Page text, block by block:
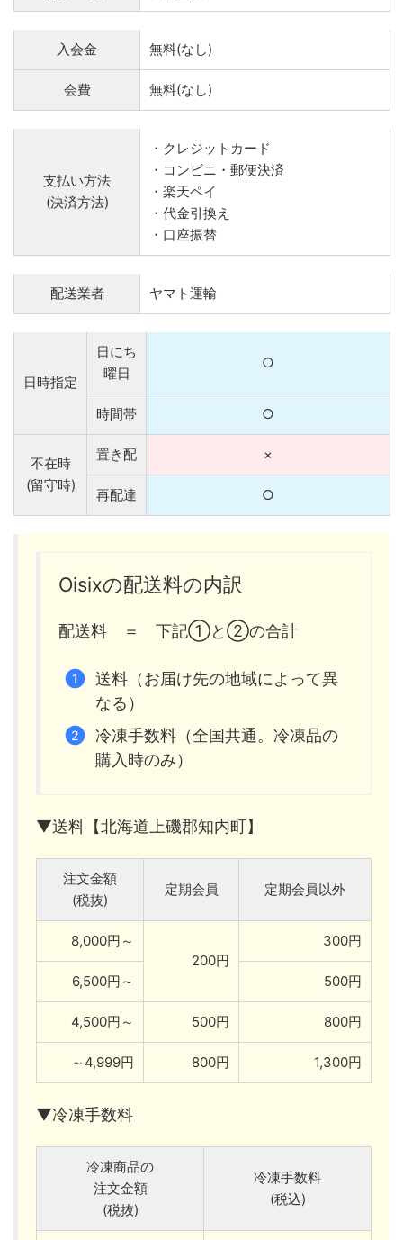
入会金 無料(なし)
会費 無料(なし)
支払い方法
(決済方法)
・クレジットカード
・コンビニ・郵便決済
・楽天ペイ
・代金引換え
・口座振替
配送業者 ヤマト運輸
日時指定
日にち
曜日
○
時間帯 ○
不在時
(留守時)
置き配 ×
再配達 ○
Oisixの配送料の内訳
配送料 ＝ 下記①と②の合計
送料（お届け先の地域によって異
なる）
冷凍手数料（全国共通。冷凍品の
購入時のみ）
▼送料【北海道上磯郡知内町】
注文金額
(税抜)
定期会員 定期会員以外
8,000円～
200円
300円
6,500円～ 500円
4,500円～ 500円 800円
～4,999円 800円 1,300円
▼冷凍手数料
冷凍商品の
注文金額
(税抜)
冷凍手数料
(税込)